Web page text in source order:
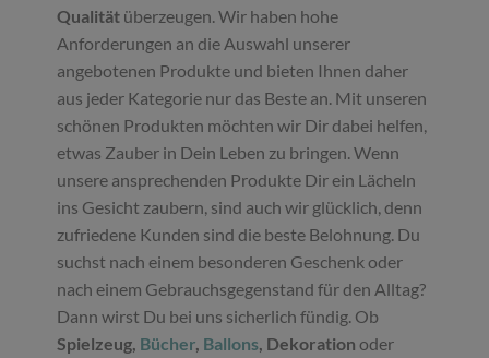
Qualität überzeugen. Wir haben hohe
Anforderungen an die Auswahl unserer
angebotenen Produkte und bieten Ihnen daher
aus jeder Kategorie nur das Beste an. Mit unseren
schönen Produkten möchten wir Dir dabei helfen,
etwas Zauber in Dein Leben zu bringen. Wenn
unsere ansprechenden Produkte Dir ein Lächeln
ins Gesicht zaubern, sind auch wir glücklich, denn
zufriedene Kunden sind die beste Belohnung. Du
suchst nach einem besonderen Geschenk oder
nach einem Gebrauchsgegenstand für den Alltag?
Dann wirst Du bei uns sicherlich fündig. Ob
Spielzeug, Bücher, Ballons, Dekoration oder